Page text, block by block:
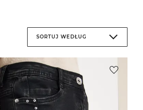
SORTUJ WEDŁUG